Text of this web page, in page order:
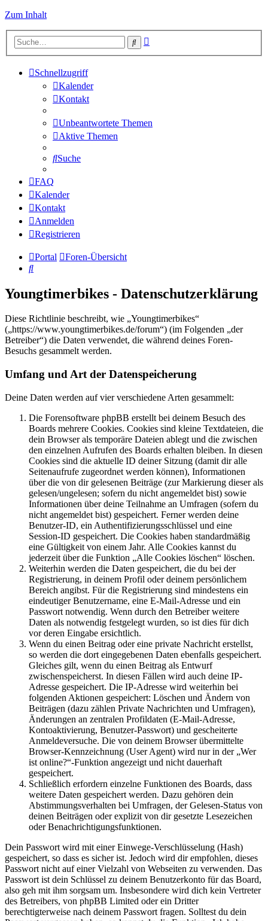
Zum Inhalt
Suche
Schnellzugriff
Kalender
Kontakt
Unbeantwortete Themen
Aktive Themen
Suche
FAQ
Kalender
Kontakt
Anmelden
Registrieren
Portal
Foren-Übersicht
Suche
Youngtimerbikes - Datenschutzerklärung
Diese Richtlinie beschreibt, wie „Youngtimerbikes“
(„https://www.youngtimerbikes.de/forum“) (im Folgenden „der
Betreiber“) die Daten verwendet, die während deines Foren-
Besuchs gesammelt werden.
Umfang und Art der Datenspeicherung
Deine Daten werden auf vier verschiedene Arten gesammelt:
Die Forensoftware phpBB erstellt bei deinem Besuch des
Boards mehrere Cookies. Cookies sind kleine Textdateien, die
dein Browser als temporäre Dateien ablegt und die zwischen
den einzelnen Aufrufen des Boards erhalten bleiben. In diesen
Cookies sind die aktuelle ID deiner Sitzung (damit dir alle
Seitenaufrufe zugeordnet werden können), Informationen
über die von dir gelesenen Beiträge (zur Markierung dieser als
gelesen/ungelesen; sofern du nicht angemeldet bist) sowie
Informationen über deine Teilnahme an Umfragen (sofern du
nicht angemeldet bist) gespeichert. Ferner werden deine
Benutzer-ID, ein Authentifizierungsschlüssel und eine
Session-ID gespeichert. Die Cookies haben standardmäßig
eine Gültigkeit von einem Jahr. Alle Cookies kannst du
jederzeit über die Funktion „Alle Cookies löschen“ löschen.
Weiterhin werden die Daten gespeichert, die du bei der
Registrierung, in deinem Profil oder deinem persönlichem
Bereich angibst. Für die Registrierung sind mindestens ein
eindeutiger Benutzername, eine E-Mail-Adresse und ein
Passwort notwendig. Wenn durch den Betreiber weitere
Daten als notwendig festgelegt wurden, so ist dies für dich
vor deren Eingabe ersichtlich.
Wenn du einen Beitrag oder eine private Nachricht erstellst,
so werden die dort eingegebenen Daten ebenfalls gespeichert.
Gleiches gilt, wenn du einen Beitrag als Entwurf
zwischenspeicherst. In diesen Fällen wird auch deine IP-
Adresse gespeichert. Die IP-Adresse wird weiterhin bei
folgenden Aktionen gespeichert: Löschen und Ändern von
Beiträgen (dazu zählen Private Nachrichten und Umfragen),
Änderungen an zentralen Profildaten (E-Mail-Adresse,
Kontoaktivierung, Benutzer-Passwort) und gescheiterte
Anmeldeversuche. Die von deinem Browser übermittelte
Browser-Kennzeichnung (User Agent) wird nur in der „Wer
ist online?“-Funktion angezeigt und nicht dauerhaft
gespeichert.
Schließlich erfordern einzelne Funktionen des Boards, dass
weitere Daten gespeichert werden. Dazu gehören dein
Abstimmungsverhalten bei Umfragen, der Gelesen-Status von
deinen Beiträgen oder explizit von dir gesetzte Lesezeichen
oder Benachrichtigungsfunktionen.
Dein Passwort wird mit einer Einwege-Verschlüsselung (Hash)
gespeichert, so dass es sicher ist. Jedoch wird dir empfohlen, dieses
Passwort nicht auf einer Vielzahl von Webseiten zu verwenden. Das
Passwort ist dein Schlüssel zu deinem Benutzerkonto für das Board,
also geh mit ihm sorgsam um. Insbesondere wird dich kein Vertreter
des Betreibers, von phpBB Limited oder ein Dritter
berechtigterweise nach deinem Passwort fragen. Solltest du dein